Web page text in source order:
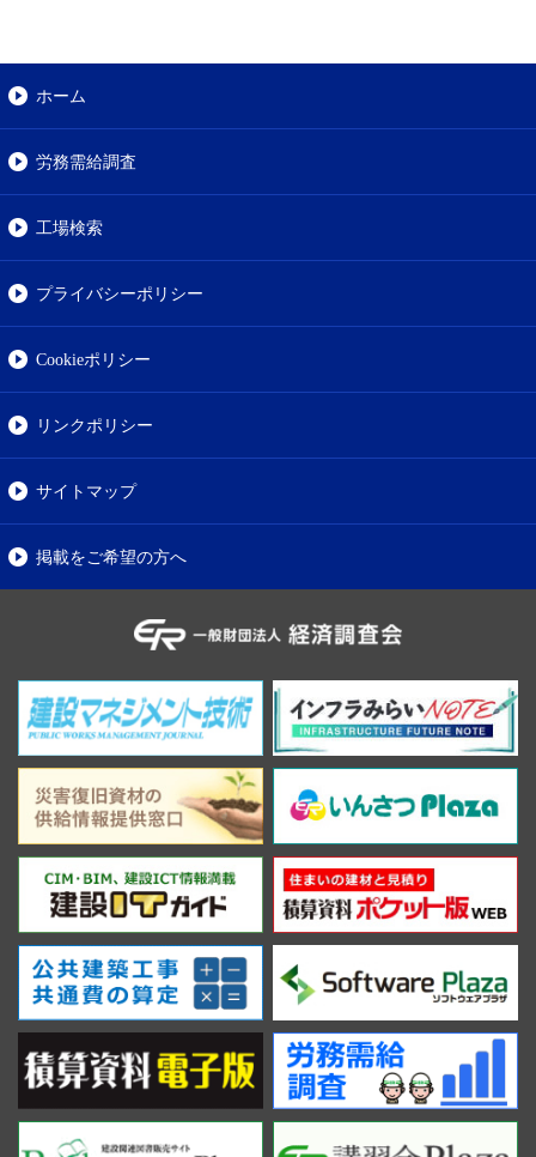
ホーム
労務需給調査
工場検索
プライバシーポリシー
Cookieポリシー
リンクポリシー
サイトマップ
掲載をご希望の方へ